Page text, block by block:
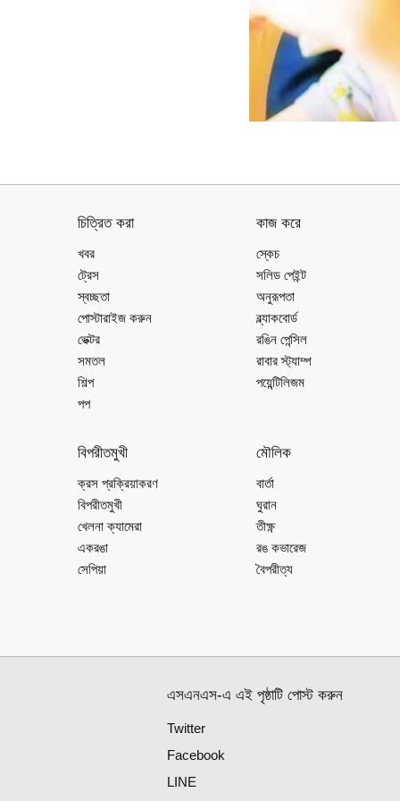
চিত্রিত করা
খবর
ট্রেস
স্বচ্ছতা
পোস্টারাইজ করুন
ভেক্টর
সমতল
শিল্প
পপ
কাজ করে
স্কেচ
সলিড পেইন্ট
অনুরূপতা
ব্ল্যাকবোর্ড
রঙিন পেন্সিল
রাবার স্ট্যাম্প
পয়েন্টিলিজম
বিপরীতমুখী
ক্রস প্রক্রিয়াকরণ
বিপরীতমুখী
খেলনা ক্যামেরা
একরঙা
সেপিয়া
মৌলিক
বার্তা
ঘুরান
তীক্ষ্ণ
রঙ কভারেজ
বৈপরীত্য
এসএনএস-এ এই পৃষ্ঠাটি পোস্ট করুন
Twitter
Facebook
LINE